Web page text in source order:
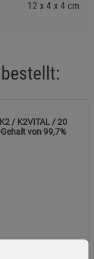
12 4 4 cm
/ K2VITAL / 20
von 99,7%